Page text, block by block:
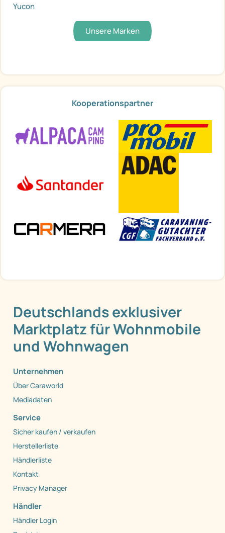
Yucon
Unsere Marken
Kooperationspartner
Deutschlands exklusiver
Marktplatz für Wohnmobile
und Wohnwagen
Unternehmen
Über Caraworld
Mediadaten
Service
Sicher kaufen / verkaufen
Herstellerliste
Händlerliste
Kontakt
Privacy Manager
Händler
Händler Login